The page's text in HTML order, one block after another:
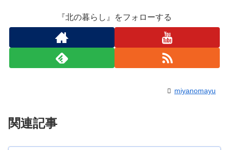
『北の暮らし』をフォローする
miyanomayu
関連記事